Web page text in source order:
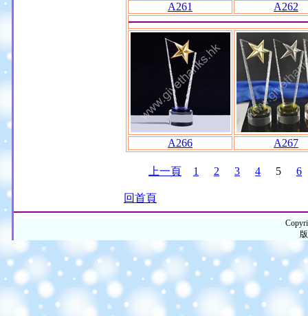
A261 A262
A266 A267
上一頁 1 2 3 4 5 6
回首頁